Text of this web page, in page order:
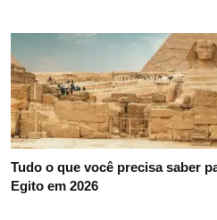
Tudo o que você precisa saber
Egito em 2026